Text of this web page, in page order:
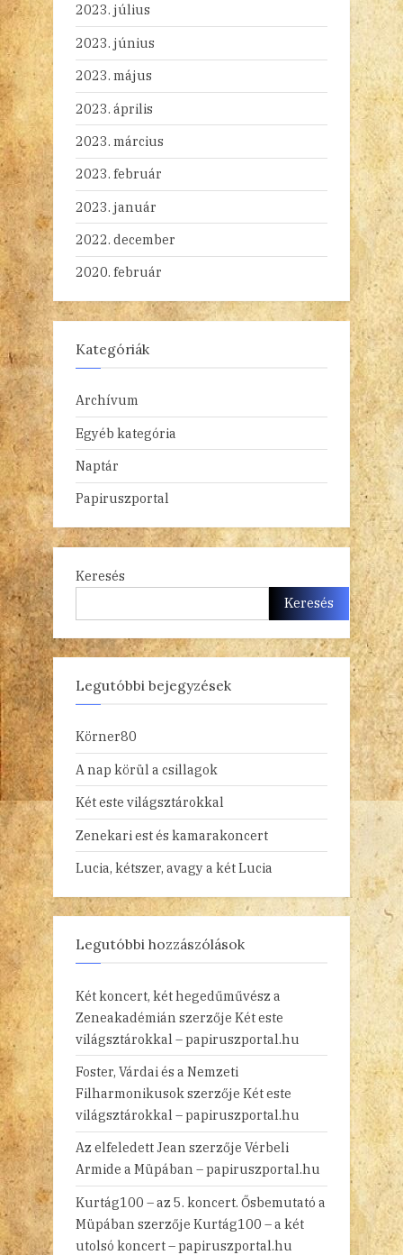
2023. július
2023. június
2023. május
2023. április
2023. március
2023. február
2023. január
2022. december
2020. február
Kategóriák
Archívum
Egyéb kategória
Naptár
Papiruszportal
Keresés
Keresés
Legutóbbi bejegyzések
Körner80
A nap körül a csillagok
Két este világsztárokkal
Zenekari est és kamarakoncert
Lucia, kétszer, avagy a két Lucia
Legutóbbi hozzászólások
Két koncert, két hegedűművész a
Zeneakadémián szerzője Két este
világsztárokkal – papiruszportal.hu
Foster, Várdai és a Nemzeti
Filharmonikusokszerzője Két este
világsztárokkal – papiruszportal.hu
Az elfeledett Jean szerzője Vérbeli
Armide a Müpában – papiruszportal.hu
Kurtág100 – az 5. koncert. Ősbemutató a
Müpában szerzője Kurtág100 – a két
utolsó koncert – papiruszportal.hu